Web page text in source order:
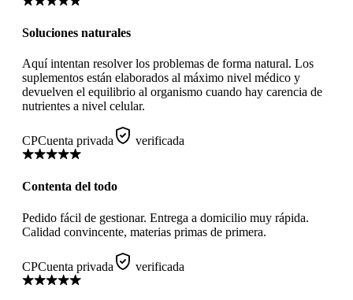
Soluciones naturales
Aquí intentan resolver los problemas de forma natural. Los
suplementos están elaborados al máximo nivel médico y
devuelven el equilibrio al organismo cuando hay carencia de
nutrientes a nivel celular.
CPCuenta privada verificada
Contenta del todo
Pedido fácil de gestionar. Entrega a domicilio muy rápida.
Calidad convincente, materias primas de primera.
CPCuenta privada verificada